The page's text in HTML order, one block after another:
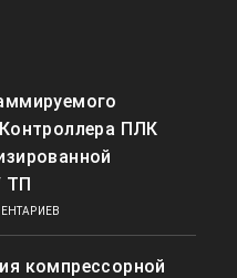
ПЛК
ТП
компрессорной